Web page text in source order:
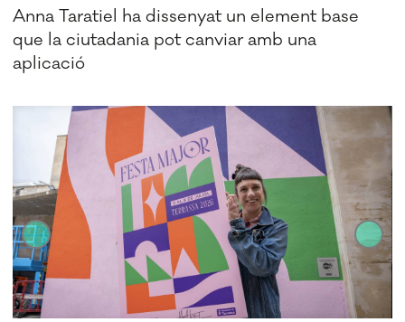
Anna Taratiel ha dissenyat un element base
que la ciutadania pot canviar amb una
aplicació